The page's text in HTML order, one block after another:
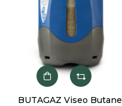
BUTAGAZ Viseo Butane